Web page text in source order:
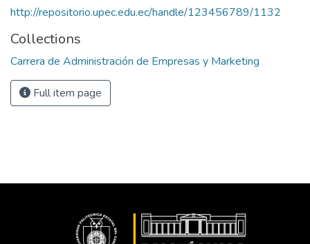
http://repositorio.upec.edu.ec/handle/123456789/1132
Collections
Carrera de Administración de Empresas y Marketing
Full item page